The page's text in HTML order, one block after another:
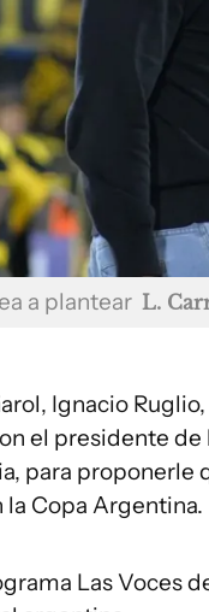
a plantear L.
Ignacio
el presidente
para
la Copa Argentina.
Las Voces